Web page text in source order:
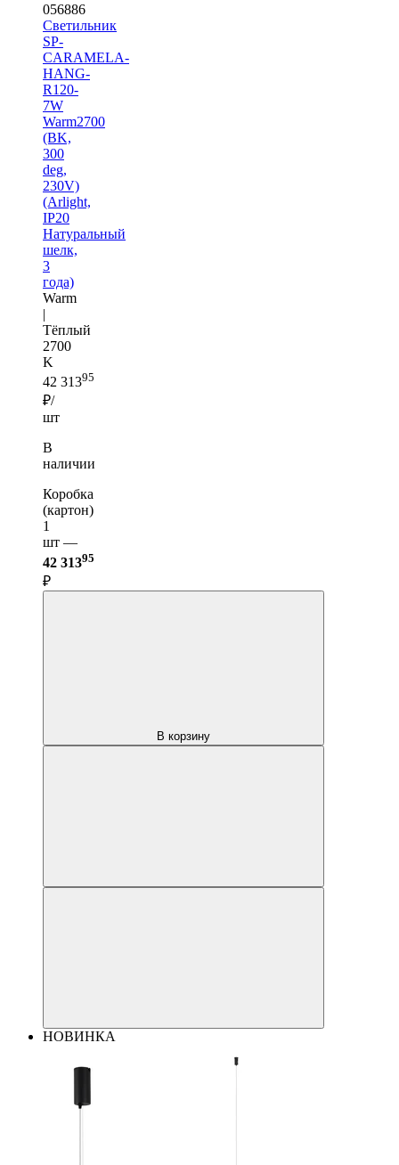
056886
Светильник
SP-
CARAMELA-
HANG-
R120-
7W
Warm2700
(BK,
300
deg,
230V)
(Arlight,
IP20
Натуральный
шелк,
3
года)
Warm
|
Тёплый
2700
K
42 31395
₽/
шт
В
наличии
Коробка
(картон)
1
шт —
42 31395
₽
В корзину
НОВИНКА